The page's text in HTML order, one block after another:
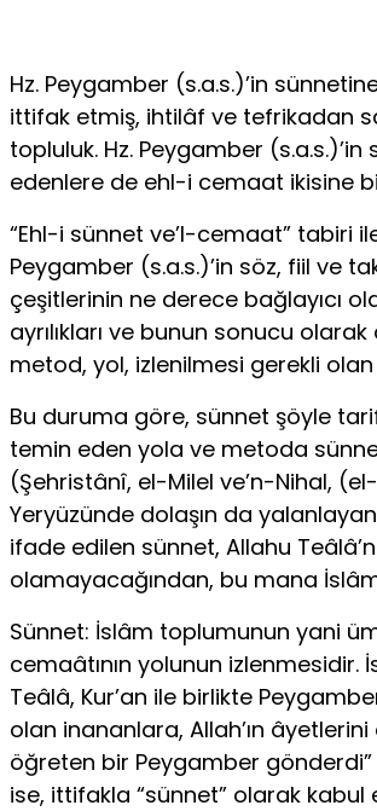
Hz. Peygamber (s.a.s.)’in
ittifak etmiş, ihtilâf ve tefrikadan
topluluk. Hz. Peygamber
edenlere de ehl-i cemaat ikisine
“Ehl-i sünnet ve’l-cemaat” tabiri
Peygamber (s.a.s.)’in söz, fiil ve
çeşitlerinin ne derece bağlayıcı
ayrılıkları ve bunun sonucu
metod, yol, izlenilmesi gerekli olan
Bu duruma göre, sünnet şöyle
temin eden yola ve metoda
(Şehristânî, el-Milel ve’n-Nihal,
Yeryüzünde dolaşın da
ifade edilen sünnet, Allahu
olamayacağından, bu mana
Sünnet: İslâm toplumunun yani
cemaâtının yolunun izlenmesidir.
Teâlâ, Kur’an ile birlikte
olan inananlara, Allah’ın
öğreten bir Peygamber gönderdi”
ise, ittifakla “sünnet” olarak kabul